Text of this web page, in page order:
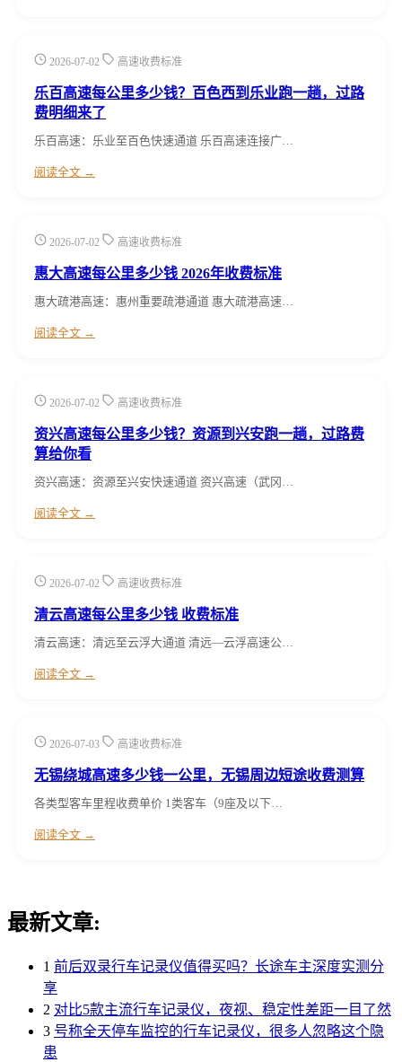
2026-07-02 高速收费标准
乐百高速每公里多少钱？百色西到乐业跑一趟，过路
费明细来了
乐百高速：乐业至百色快速通道 乐百高速连接广…
阅读全文 →
2026-07-02 高速收费标准
惠大高速每公里多少钱 2026年收费标准
惠大疏港高速：惠州重要疏港通道 惠大疏港高速…
阅读全文 →
2026-07-02 高速收费标准
资兴高速每公里多少钱？资源到兴安跑一趟，过路费
算给你看
资兴高速：资源至兴安快速通道 资兴高速（武冈…
阅读全文 →
2026-07-02 高速收费标准
清云高速每公里多少钱 收费标准
清云高速：清远至云浮大通道 清远—云浮高速公…
阅读全文 →
2026-07-03 高速收费标准
无锡绕城高速多少钱一公里，无锡周边短途收费测算
各类型客车里程收费单价 1类客车（9座及以下…
阅读全文 →
最新文章:
1 前后双录行车记录仪值得买吗？长途车主深度实测分
享
2 对比5款主流行车记录仪，夜视、稳定性差距一目了然
3 号称全天停车监控的行车记录仪，很多人忽略这个隐
患